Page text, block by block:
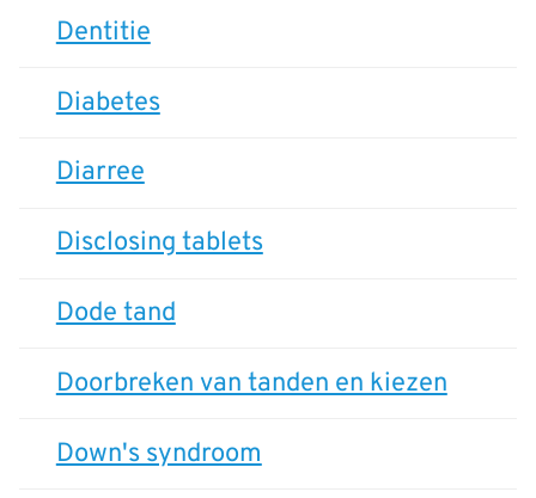
Dentitie
Diabetes
Diarree
Disclosing tablets
Dode tand
Doorbreken van tanden en kiezen
Down's syndroom